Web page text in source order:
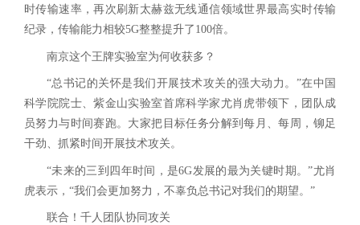
时传输速率，再次刷新太赫兹无线通信领域世界最高实时传输
纪录，传输能力相较5G整整提升了100倍。
南京这个王牌实验室为何收获多？
“总书记的关怀是我们开展技术攻关的强大动力。”在中国
科学院院士、紫金山实验室首席科学家尤肖虎带领下，团队成
员努力与时间赛跑。大家把目标任务分解到每月、每周，铆足
干劲、抓紧时间开展技术攻关。
“未来的三到四年时间，是6G发展的最为关键时期。”尤肖
虎表示，“我们会更加努力，不辜负总书记对我们的期望。”
联合！千人团队协同攻关